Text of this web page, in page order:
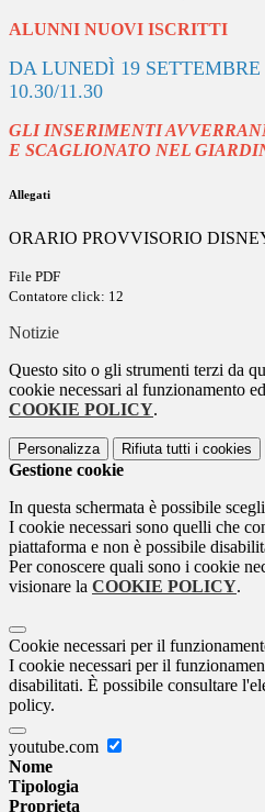
ALUNNI NUOVI ISCRITTI
DA LUNEDÌ 19
10.30/11.30
GLI INSERIMENTI
E SCAGLIONATO NEL
Allegati
ORARIO PROVVISORIO
File PDF
Contatore click: 12
Notizie
Questo sito o gli strumenti terzi da
cookie necessari al funzionamento
COOKIE POLICY.
Personalizza Rifiuta tutti i cookies
Gestione cookie
In questa schermata è possibile
I cookie necessari sono quelli che
piattaforma e non è possibile
Per conoscere quali sono i cookie
visionare la COOKIE POLICY.
Cookie necessari per il
I cookie necessari per il
disabilitati. È possibile consultare
policy.
youtube.com
Nome
Tipologia
Proprieta